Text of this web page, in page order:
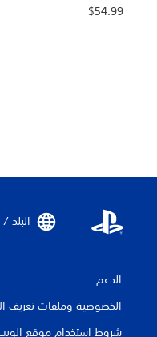
$54.99
البلد
الدعم
الخصوصية وملفات تعريف
شروط استخدام موقع